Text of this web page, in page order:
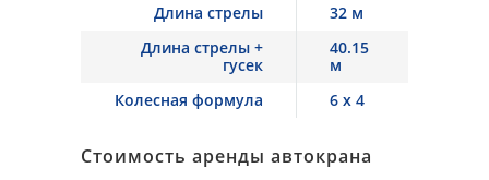
Длина стрелы
32 м
Длина стрелы +
гусек
40.15
м
Колесная формула
6 x 4
Стоимость аренды автокрана